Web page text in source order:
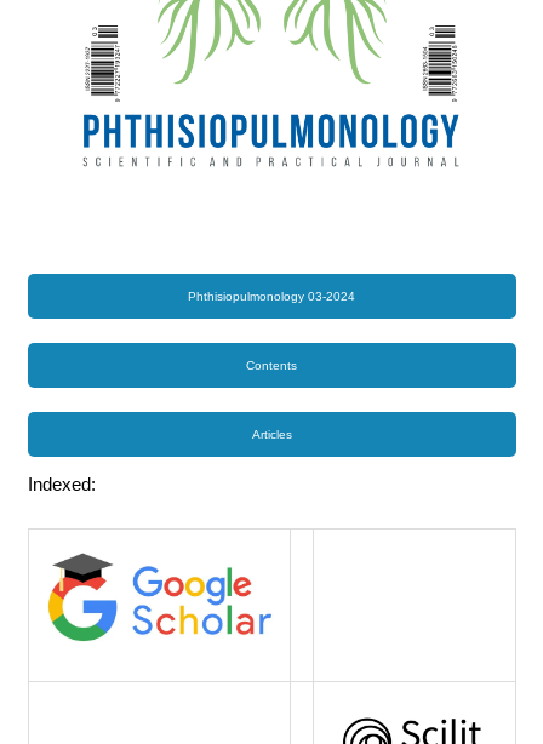
Phthisiopulmonology 03-2024
Contents
Articles
Indexed: